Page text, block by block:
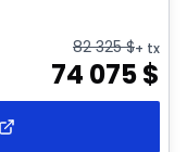
82 325$+ tx
74 075$